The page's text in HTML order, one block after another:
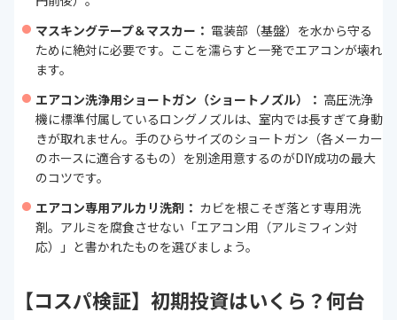
マスキングテープ＆マスカー： 電装部（基盤）を水から守る
ために絶対に必要です。ここを濡らすと一発でエアコンが壊れ
ます。
エアコン洗浄用ショートガン（ショートノズル）： 高圧洗浄
機に標準付属しているロングノズルは、室内では長すぎて身動
きが取れません。手のひらサイズのショートガン（各メーカー
のホースに適合するもの）を別途用意するのがDIY成功の最大
のコツです。
エアコン専用アルカリ洗剤： カビを根こそぎ落とす専用洗
剤。アルミを腐食させない「エアコン用（アルミフィン対
応）」と書かれたものを選びましょう。
【コスパ検証】初期投資はいくら？何台